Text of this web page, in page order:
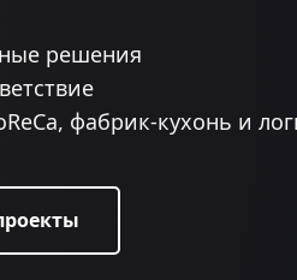
решения
фабрик-кухонь и